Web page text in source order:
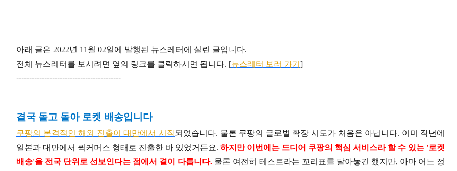
아래 글은 2022년 11월 02일에 발행된 뉴스레터에 실린 글입니다.
전체 뉴스레터를 보시려면 옆의 링크를 클릭하시면 됩니다. [뉴스레터 보러 가기 ]
-----------------------------------------
결국 돌고 돌아 로켓 배송입니다
쿠팡의 본격적인 해외 진출이 대만에서 시작되었습니다. 물론 쿠팡의 글로벌 확장 시도가 처음은 아닙니다. 이미 작년에
일본과 대만에서 퀵커머스 형태로 진출한 바 있었거든요.하지만 이번에는 드디어 쿠팡의 핵심 서비스라 할 수 있는 '로켓
배송'을 전국 단위로 선보인다는 점에서 결이 다릅니다. 물론 여전히 테스트라는 꼬리표를 달아놓긴 했지만, 아마 어느 정